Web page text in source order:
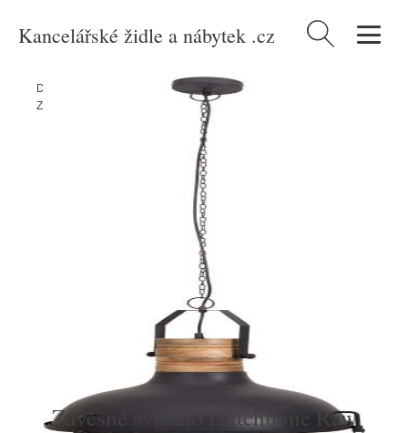
Kancelářské židle a nábytek .cz Vyhledávání
Domů > Svítidla > Stropní a závěsná svítidla > Lustry
Závěsné svítidlo Dutchbone Raw
Závěsné svítidlo Dutchbone Raw